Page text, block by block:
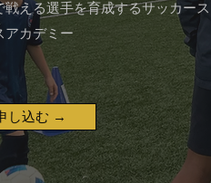
戦える選手を育成するサッカー
アカデミー
し込む →